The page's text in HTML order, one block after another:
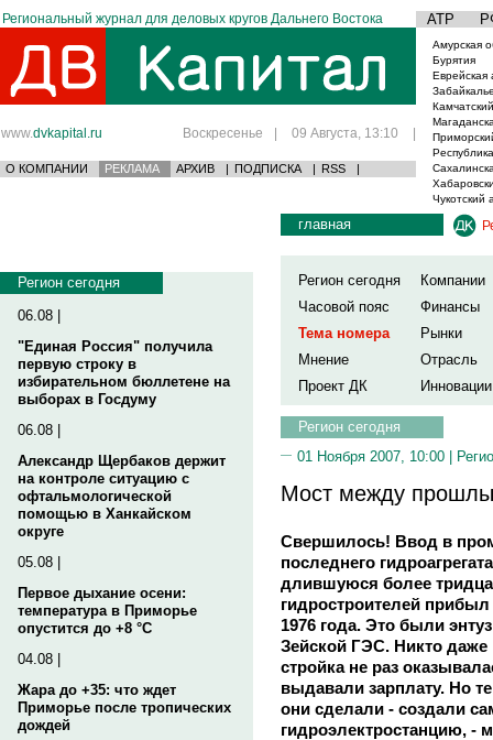
Региональный журнал для деловых кругов Дальнего Востока АТР
www.dvkapital.ru Воскресенье | 09 Августа, 13:10 |
О КОМПАНИИ РЕКЛАМА АРХИВ | ПОДПИСКА | RSS |
Амурская
Бурятия
Еврейская
Чукотский
Регион сегодня
06.08 |
"Единая Россия" получила
первую строку в
избирательном бюллетене на
выборах в Госдуму
06.08 |
Александр Щербаков держит
на контроле ситуацию с
офтальмологической
помощью в Ханкайском
округе
05.08 |
Первое дыхание осени:
температура в Приморье
опустится до +8 °C
04.08 |
Жара до +35: что ждет
Приморье после тропических
дождей
главная
Регион сегодня
Компании
Часовой пояс
Финансы
Тема номера
Рынки
Мнение
Отрасль
Проект ДК
Инновации
Регион сегодня
01 Ноября 2007, 10:00 |
Мост между
Свершилось! Ввод в
последнего
длившуюся более
гидростроителей прибыл
1976 года. Это были
Зейской ГЭС. Никто даже
стройка не раз
выдавали зарплату. Но
они сделали - создали
гидроэлектростанцию, -